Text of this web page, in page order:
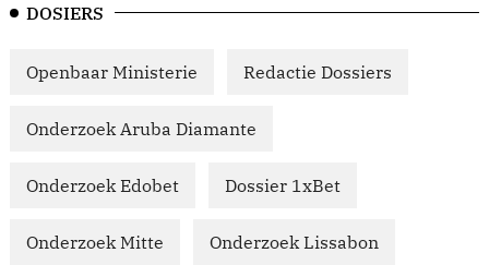
DOSIERS
Openbaar Ministerie Redactie Dossiers
Onderzoek Aruba Diamante
Onderzoek Edobet Dossier 1xBet
Onderzoek Mitte Onderzoek Lissabon